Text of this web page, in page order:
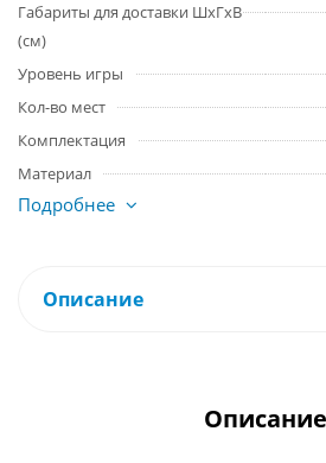
Габариты для доставки ШхГхВ
(см)
Уровень игры
Кол-во мест
Комплектация
Материал
Подробнее
Описание
Описание